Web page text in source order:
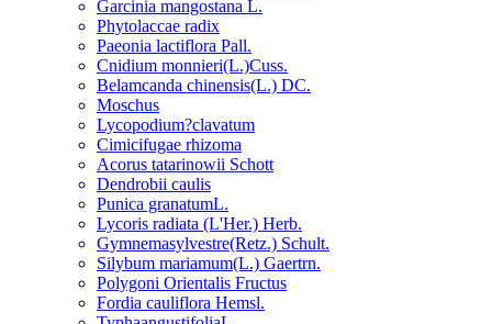
Garcinia mangostana L.
Phytolaccae radix
Paeonia lactiflora Pall.
Cnidium monnieri(L.)Cuss.
Belamcanda chinensis(L.) DC.
Moschus
Lycopodium?clavatum
Cimicifugae rhizoma
Acorus tatarinowii Schott
Dendrobii caulis
Punica granatumL.
Lycoris radiata (L'Her.) Herb.
Gymnemasylvestre(Retz.) Schult.
Silybum mariamum(L.) Gaertrn.
Polygoni Orientalis Fructus
Fordia cauliflora Hemsl.